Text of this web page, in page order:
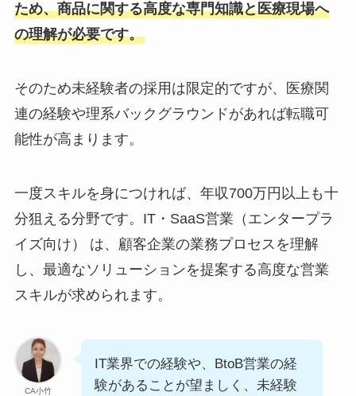
ため、商品に関する高度な専門知識と医療現場へ
の理解が必要です。
そのため未経験者の採用は限定的ですが、医療関
連の経験や理系バックグラウンドがあれば転職可
能性が高まります。
一度スキルを身につければ、年収700万円以上も十
分狙える分野です。IT・SaaS営業（エンタープラ
イズ向け） は、顧客企業の業務プロセスを理解
し、最適なソリューションを提案する高度な営業
スキルが求められます。
CA小竹
IT業界での経験や、BtoB営業の経
験があることが望ましく、未経験